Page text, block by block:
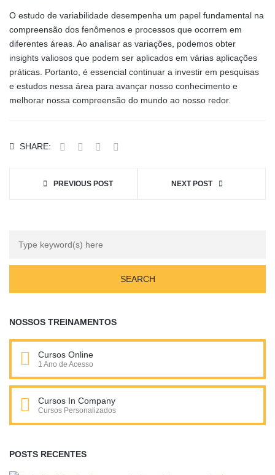
O estudo de variabilidade desempenha um papel fundamental na
compreensão dos fenômenos e processos que ocorrem em
diferentes áreas. Ao analisar as variações, podemos obter
insights valiosos que podem ser aplicados em várias aplicações
práticas. Portanto, é essencial continuar a investir em pesquisas
e estudos nessa área para avançar nosso conhecimento e
melhorar nossa compreensão do mundo ao nosso redor.
SHARE:
PREVIOUS POST NEXT POST
NOSSOS TREINAMENTOS
Cursos Online
1 Ano de Acesso
Cursos In Company
Cursos Personalizados
POSTS RECENTES